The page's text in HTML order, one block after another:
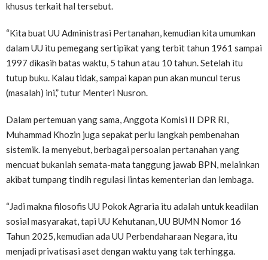
khusus terkait hal tersebut.
“Kita buat UU Administrasi Pertanahan, kemudian kita umumkan
dalam UU itu pemegang sertipikat yang terbit tahun 1961 sampai
1997 dikasih batas waktu, 5 tahun atau 10 tahun. Setelah itu
tutup buku. Kalau tidak, sampai kapan pun akan muncul terus
(masalah) ini,” tutur Menteri Nusron.
Dalam pertemuan yang sama, Anggota Komisi II DPR RI,
Muhammad Khozin juga sepakat perlu langkah pembenahan
sistemik. Ia menyebut, berbagai persoalan pertanahan yang
mencuat bukanlah semata-mata tanggung jawab BPN, melainkan
akibat tumpang tindih regulasi lintas kementerian dan lembaga.
“Jadi makna filosofis UU Pokok Agraria itu adalah untuk keadilan
sosial masyarakat, tapi UU Kehutanan, UU BUMN Nomor 16
Tahun 2025, kemudian ada UU Perbendaharaan Negara, itu
menjadi privatisasi aset dengan waktu yang tak terhingga.